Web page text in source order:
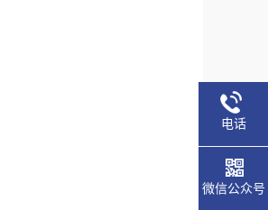
电话
微信公众号